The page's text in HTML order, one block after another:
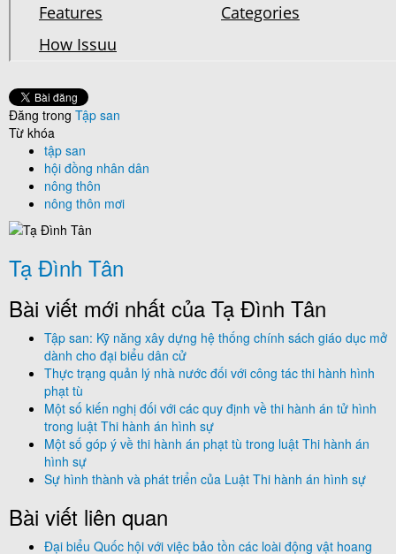
Đăng trong Tập san
Từ khóa
tập san
hội đồng nhân dân
nông thôn
nông thôn mơi
Tạ Đình Tân
Bài viết mới nhất của Tạ Đình Tân
Tập san: Kỹ năng xây dựng hệ thống chính sách giáo dục mở
dành cho đại biểu dân cử
Thực trạng quản lý nhà nước đối với công tác thi hành hình
phạt tù
Một số kiến nghị đối với các quy định về thi hành án tử hình
trong luật Thi hành án hình sự
Một số góp ý về thi hành án phạt tù trong luật Thi hành án
hình sự
Sự hình thành và phát triển của Luật Thi hành án hình sự
Bài viết liên quan
Đại biểu Quốc hội với việc bảo tồn các loài động vật hoang